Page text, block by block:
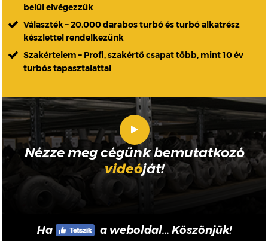
belül elvégezzük
Választék – 20.000 darabos turbó és turbó alkatrész
készlettel rendelkezünk
Szakértelem – Profi, szakértő csapat több, mint 10 év
turbós tapasztalattal
Nézze meg cégünk bemutatkozó
videóját!
Ha a weboldal... Köszönjük!